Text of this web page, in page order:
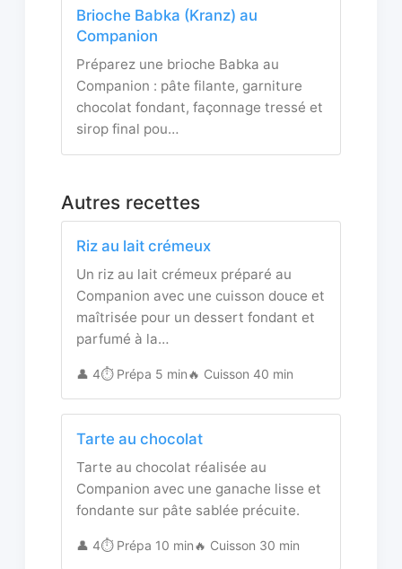
Brioche Babka (Kranz) au
Companion
Préparez une brioche Babka au
Companion : pâte filante, garniture
chocolat fondant, façonnage tressé et
sirop final pou…
Autres recettes
Riz au lait crémeux
Un riz au lait crémeux préparé au
Companion avec une cuisson douce et
maîtrisée pour un dessert fondant et
parfumé à la…
👤 4⏱️ Prépa 5 min🔥 Cuisson 40 min
Tarte au chocolat
Tarte au chocolat réalisée au
Companion avec une ganache lisse et
fondante sur pâte sablée précuite.
👤 4⏱️ Prépa 10 min🔥 Cuisson 30 min